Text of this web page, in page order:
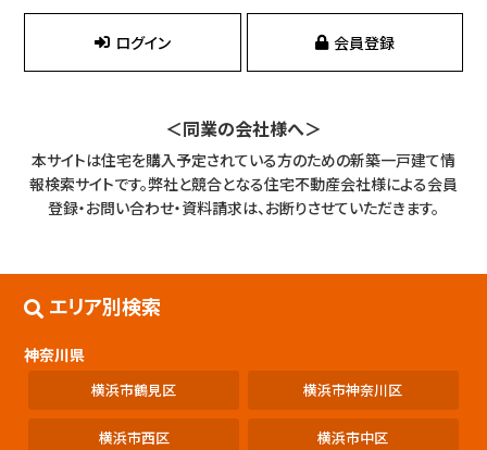
ログイン 会員登録
＜同業の会社様へ＞
本サイトは住宅を購入予定されている方のための新築一戸建て情
報検索サイトです。弊社と競合となる住宅不動産会社様による会員
登録・お問い合わせ・資料請求は、お断りさせていただきます。
エリア別検索
神奈川県
横浜市鶴見区 横浜市神奈川区
横浜市西区 横浜市中区